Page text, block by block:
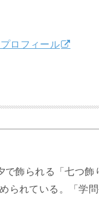
ロフィール
で飾られる「七つ飾
られている。「学